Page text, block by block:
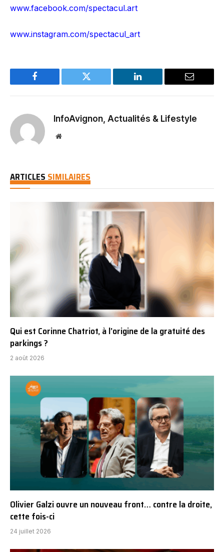
www.facebook.com/spectacul.art
www.instagram.com/spectacul_art
Facebook Twitter LinkedIn Email
InfoAvignon, Actualités & Lifestyle
Website
ARTICLES SIMILAIRES
Qui est Corinne Chatriot, à l’origine de la gratuité des
parkings ?
2 août 2026
Olivier Galzi ouvre un nouveau front… contre la droite,
cette fois-ci
24 juillet 2026